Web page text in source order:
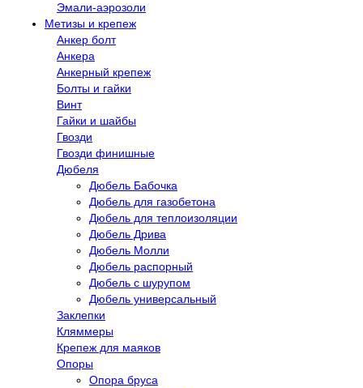
Эмали-аэрозоли
Метизы и крепеж
Анкер болт
Анкера
Анкерный крепеж
Болты и гайки
Винт
Гайки и шайбы
Гвозди
Гвозди финишные
Дюбеля
Дюбель Бабочка
Дюбель для газобетона
Дюбель для теплоизоляции
Дюбель Дрива
Дюбель Молли
Дюбель распорный
Дюбель с шурупом
Дюбель универсальный
Заклепки
Кляммеры
Крепеж для маяков
Опоры
Опора бруса